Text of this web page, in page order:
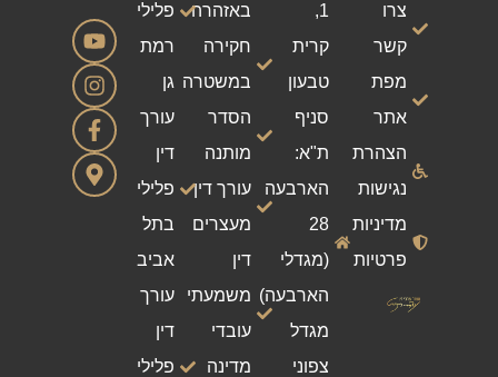
צרו
קשר
מפת
אתר
הצהרת
נגישות
מדיניות
פרטיות
1,
קרית
טבעון
סניף
ת"א:
הארבעה
28
(מגדלי
הארבעה)
מגדל
צפוני
באזהרה
חקירה
במשטרה
הסדר
מותנה
עורך דין
מעצרים
דין
משמעתי
עובדי
מדינה
פלילי
רמת
גן
עורך
דין
פלילי
בתל
אביב
עורך
דין
פלילי